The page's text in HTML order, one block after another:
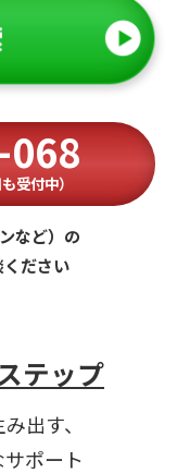
受付中）
など）の
ださい
テップ
出す、
ポート